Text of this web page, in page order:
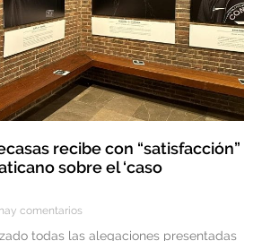
recibe con “satisfacción”
sobre el ‘caso
comentarios
todas las alegaciones presentadas